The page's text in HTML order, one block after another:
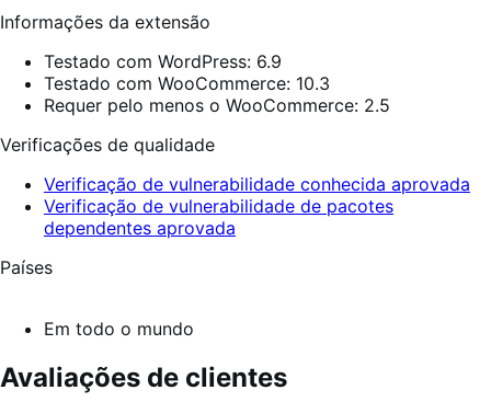
Informações da extensão
Testado com WordPress: 6.9
Testado com WooCommerce: 10.3
Requer pelo menos o WooCommerce: 2.5
Verificações de qualidade
Verificação de vulnerabilidade conhecida aprovada
Verificação de vulnerabilidade de pacotes
dependentes aprovada
Países
Em todo o mundo
Avaliações de clientes